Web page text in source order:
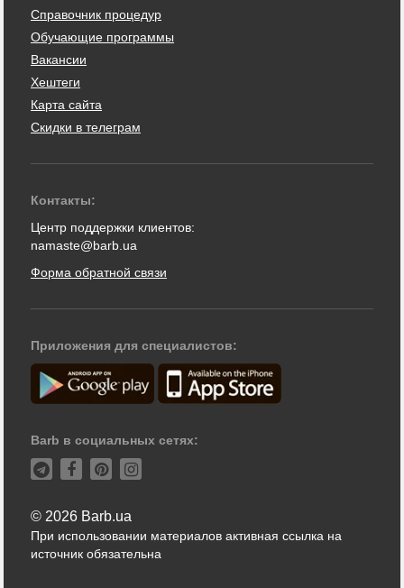
Справочник процедур
Обучающие программы
Вакансии
Хештеги
Карта сайта
Скидки в телеграм
Контакты:
Центр поддержки клиентов:
namaste@barb.ua
Форма обратной связи
Приложения для специалистов:
Barb в социальных сетях:
© 2026 Barb.ua
При использовании материалов активная ссылка на
источник обязательна